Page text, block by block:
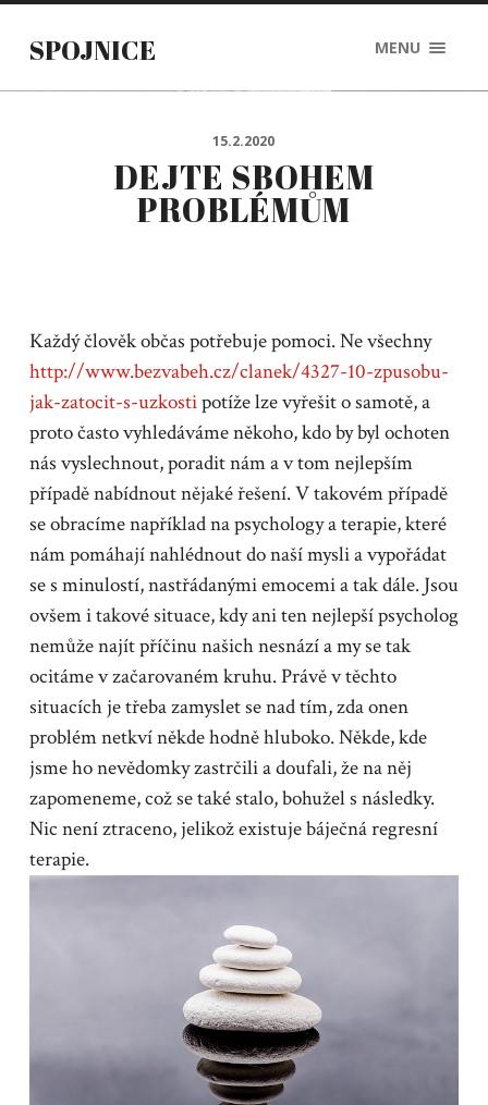
SPOJNICE MENU
15.2.2020
DEJTE SBOHEM
PROBLÉMŮM
Každý člověk občas potřebuje pomoci. Ne všechny
http://www.bezvabeh.cz/clanek/4327-10-zpusobu-
jak-zatocit-s-uzkostipotíže lze vyřešit o samotě, a
proto často vyhledáváme někoho, kdo by byl ochoten
nás vyslechnout, poradit nám a v tom nejlepším
případě nabídnout nějaké řešení. V takovém případě
se obracíme například na psychology a terapie, které
nám pomáhají nahlédnout do naší mysli a vypořádat
se s minulostí, nastřádanými emocemi a tak dále. Jsou
ovšem i takové situace, kdy ani ten nejlepší psycholog
nemůže najít příčinu našich nesnází a my se tak
ocitáme v začarovaném kruhu. Právě v těchto
situacích je třeba zamyslet se nad tím, zda onen
problém netkví někde hodně hluboko. Někde, kde
jsme ho nevědomky zastrčili a doufali, že na něj
zapomeneme, což se také stalo, bohužel s následky.
Nic není ztraceno, jelikož existuje báječnáregresní
terapie.